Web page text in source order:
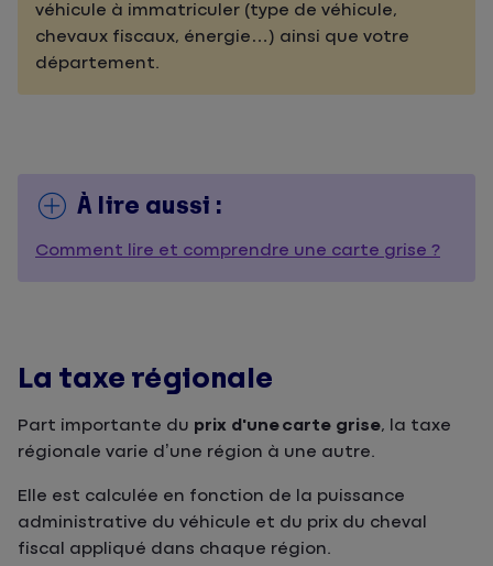
véhicule à immatriculer (type de véhicule,
chevaux fiscaux, énergie…) ainsi que votre
département.
À lire aussi :
Comment lire et comprendre une carte grise ?
La taxe régionale
Part importante du prix d'une carte grise, la taxe
régionale varie d’une région à une autre.
Elle est calculée en fonction de la puissance
administrative du véhicule et du prix du cheval
fiscal appliqué dans chaque région.